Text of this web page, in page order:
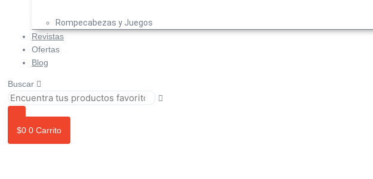
Rompecabezas y Juegos
Revistas
Ofertas
Blog
Buscar
$0 0 Carrito